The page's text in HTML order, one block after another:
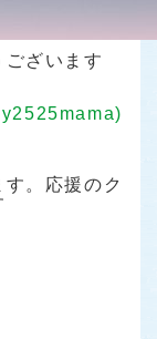
ざいます
。応援のク